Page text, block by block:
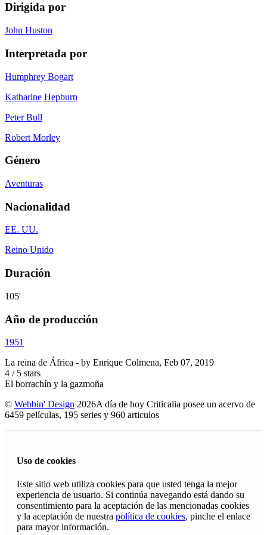
Dirigida por
John Huston
Interpretada por
Humphrey Bogart
Katharine Hepburn
Peter Bull
Robert Morley
Género
Aventuras
Nacionalidad
EE. UU.
Reino Unido
Duración
105'
Año de producción
1951
La reina de África - by Enrique Colmena, Feb 07, 2019
4 / 5 stars
El borrachín y la gazmoña
© Webbin' Design 2026A día de hoy Criticalia posee un acervo de
6459 películas, 195 series y 960 articulos
Uso de cookies
Este sitio web utiliza cookies para que usted tenga la mejor
experiencia de usuario. Si continúa navegando está dando su
consentimiento para la aceptación de las mencionadas cookies
y la aceptación de nuestra política de cookies, pinche el enlace
para mayor información.